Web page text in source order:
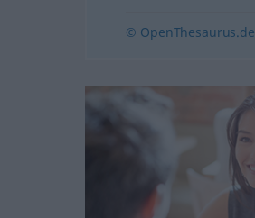
© OpenThesaurus.de